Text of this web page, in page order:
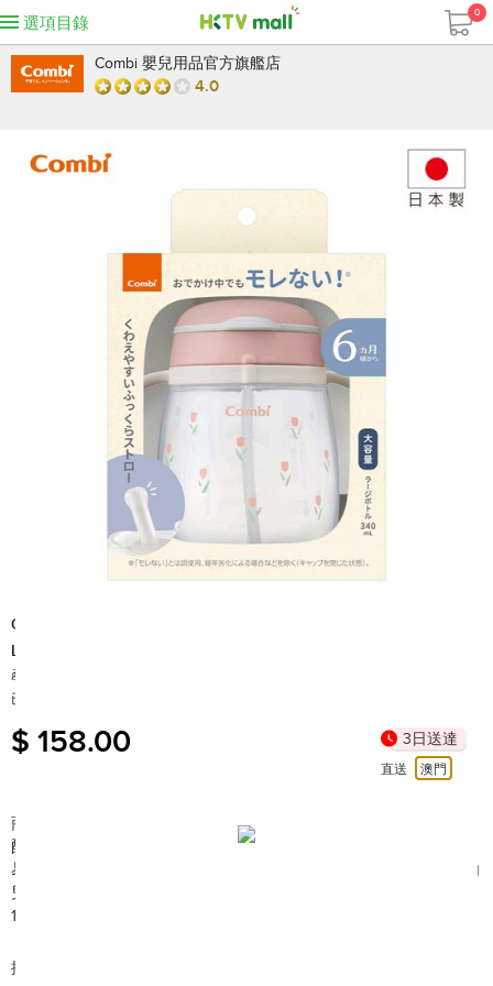
選項目錄
0
Combi 嬰兒用品官方旗艦店
4.0
Combi
Lakumug Straw 340 R (PI) 6m+ 防漏吸管杯 #浪漫鬱金香
產地: 日本
已售出 10+
$ 158.00 3日送達
直送 澳門
商品簡介:
配有獨特吸管設計, 讓幼兒學習自行用吸管飲水, 享受飲水樂趣。
易清洗, 一件式防漏閥門, 避免骯髒。另獨特吸管設計, 有助提升幼
兒吸吮技巧。大容量設計, 方便任何地方使用。
100%日本製。不含BPA。符合EN 14350最新法規。
搜尋編號︰BR94773